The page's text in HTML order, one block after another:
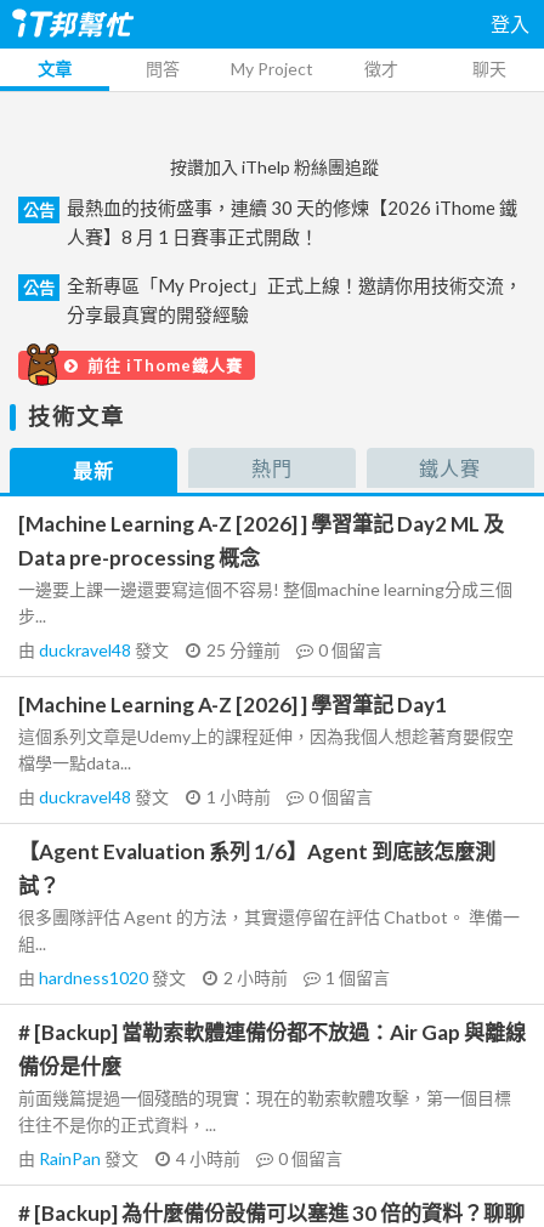
登入
文章 問答 My Project 徵才 聊天
按讚加入 iThelp 粉絲團追蹤
公告
最熱血的技術盛事，連續 30 天的修煉【2026 iThome 鐵
人賽】8 月 1 日賽事正式開啟！
公告
全新專區「My Project」正式上線！邀請你用技術交流，
分享最真實的開發經驗
前往 iThome鐵人賽
技術文章
最新 熱門 鐵人賽
[Machine Learning A-Z [2026] ] 學習筆記 Day2 ML 及
Data pre-processing 概念
一邊要上課一邊還要寫這個不容易! 整個machine learning分成三個
步...
由 duckravel48 發文 25 分鐘前 0個留言
[Machine Learning A-Z [2026] ] 學習筆記 Day1
這個系列文章是Udemy上的課程延伸，因為我個人想趁著育嬰假空
檔學一點data...
由 duckravel48 發文 1 小時前 0個留言
【Agent Evaluation 系列 1/6】Agent 到底該怎麼測
試？
很多團隊評估 Agent 的方法，其實還停留在評估 Chatbot。 準備一
組...
由 hardness1020發文 2 小時前 1 個留言
# [Backup] 當勒索軟體連備份都不放過：Air Gap 與離線
備份是什麼
前面幾篇提過一個殘酷的現實：現在的勒索軟體攻擊，第一個目標
往往不是你的正式資料，...
由 RainPan 發文 4 小時前 0個留言
# [Backup] 為什麼備份設備可以塞進 30 倍的資料？聊聊